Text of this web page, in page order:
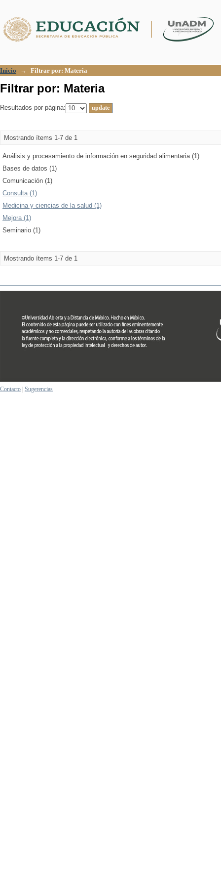
Inicio → Filtrar por: Materia
Filtrar por: Materia
Resultados por página:
Mostrando ítems 1-7 de 1
Análisis y procesamiento de información en seguridad alimentaria (1)
Bases de datos (1)
Comunicación (1)
Consulta (1)
Medicina y ciencias de la salud (1)
Mejora (1)
Seminario (1)
Mostrando ítems 1-7 de 1
Contacto Sugerencias